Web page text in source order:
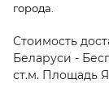
города.
Стоимость
Беларуси -
ст.м. Площадь